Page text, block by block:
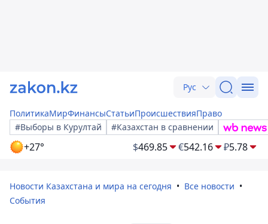
Рус
ПолитикаМирФинансыСтатьиПроисшествияПраво
#Выборы в Курултай
#Казахстан в сравнении
+27° $469.85 €542.16 ₽5.78
Новости Казахстана и мира на сегодня
Все новости
События